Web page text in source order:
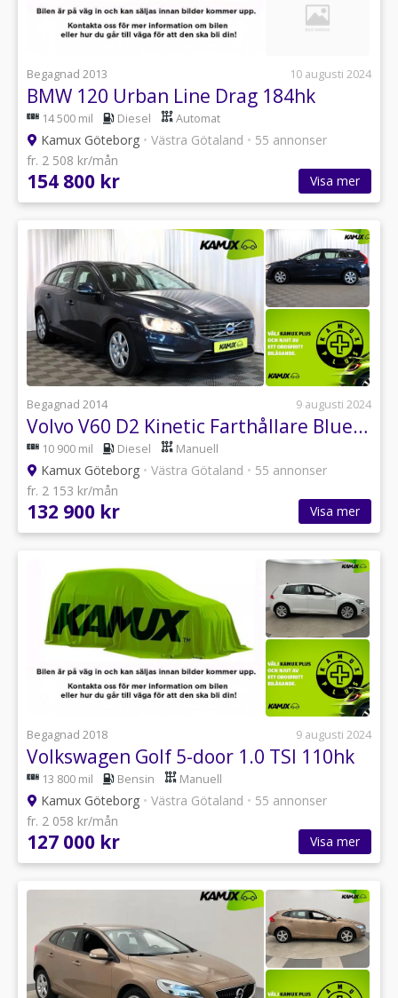
Begagnad 2013 10 augusti 2024
BMW 120 Urban Line Drag 184hk
14 500 mil Diesel Automat
Kamux Göteborg • Västra Götaland • 55 annonser
fr. 2 508 kr/mån
154 800 kr Visa mer
Begagnad 2014 9 augusti 2024
Volvo V60 D2 Kinetic Farthållare Bluetooth 115hk
10 900 mil Diesel Manuell
Kamux Göteborg • Västra Götaland • 55 annonser
fr. 2 153 kr/mån
132 900 kr Visa mer
Begagnad 2018 9 augusti 2024
Volkswagen Golf 5-door 1.0 TSI 110hk
13 800 mil Bensin Manuell
Kamux Göteborg • Västra Götaland • 55 annonser
fr. 2 058 kr/mån
127 000 kr Visa mer